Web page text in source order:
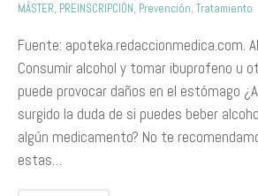
MÁSTER, PREINSCRIPCIÓN, Prevención, Tratamiento
Fuente: apoteka.redaccionmedica.com.
Consumir alcohol y tomar ibuprofeno u
puede provocar daños en el estómago
surgido la duda de si puedes beber
algún medicamento? No te
estas…